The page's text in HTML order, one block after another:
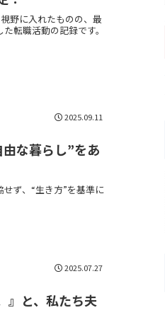
野に入れたものの、最
転職活動の記録です。
2025.09.11
な暮らし”をあ
ず、“生き方”を基準に
2025.07.27
』と、私たち夫